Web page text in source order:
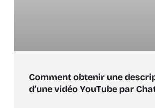
Comment obtenir une
d’une vidéo YouTube par